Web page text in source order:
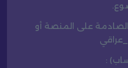
على المنصة أو
: